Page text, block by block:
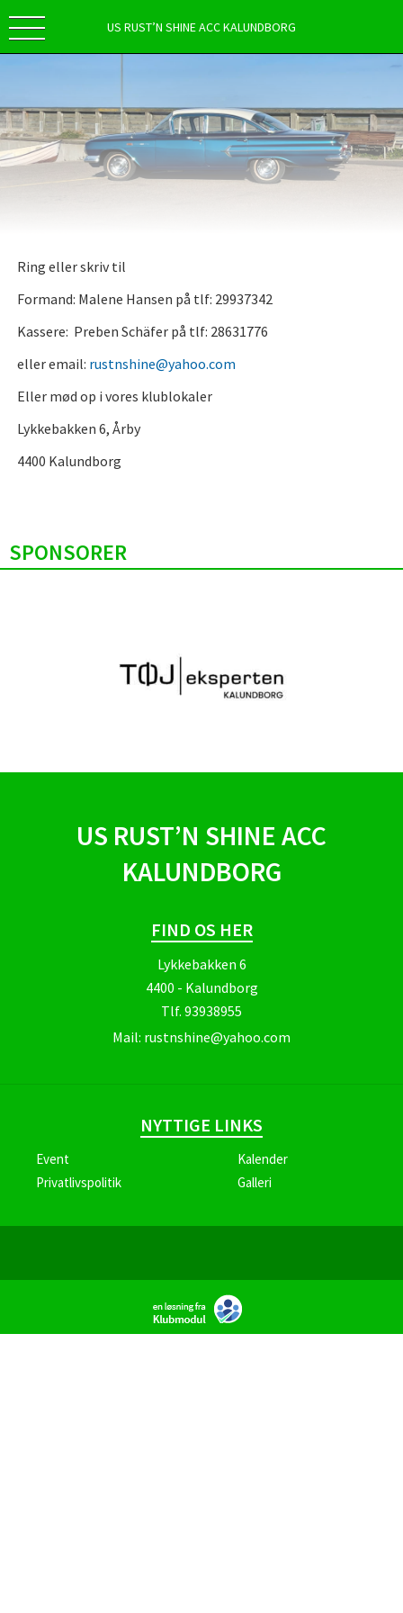
US RUST’N SHINE ACC KALUNDBORG
Ring eller skriv til
Formand: Malene Hansen på tlf: 29937342
Kassere: Preben Schäfer på tlf: 28631776
eller email: rustnshine@yahoo.com
Eller mød op i vores klublokaler
Lykkebakken 6, Årby
4400 Kalundborg
SPONSORER
US RUST’N SHINE ACC
KALUNDBORG
FIND OS HER
Lykkebakken 6
4400 - Kalundborg
Tlf. 93938955
Mail: rustnshine@yahoo.com
NYTTIGE LINKS
Event
Kalender
Privatlivspolitik
Galleri